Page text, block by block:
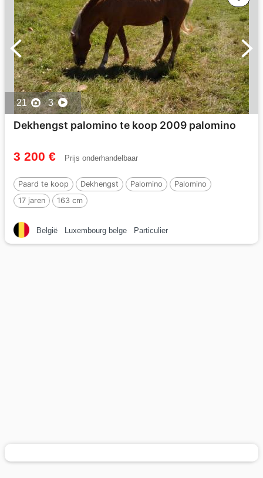
21 3
Dekhengst palomino te koop 2009 palomino
3 200 € Prijs onderhandelbaar
Paard te koop Dekhengst Palomino
Palomino
17 jaren
163 cm
België Luxembourg belge Particulier